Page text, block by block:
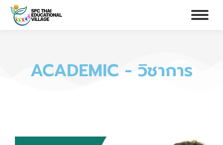
ACADEMIC - วิชาการ